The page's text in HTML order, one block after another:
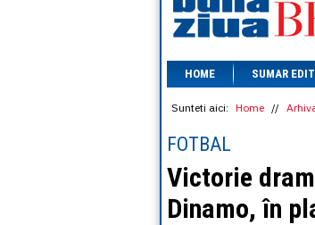
HOME SUMAR
Sunteti aici: Home //
FOTBAL
Victorie
Dinamo, în